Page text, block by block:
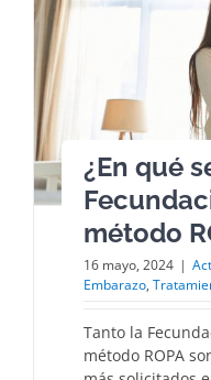
¿En qué
método
16 mayo, 2024 |
Embarazo,
Tanto la
método ROPA